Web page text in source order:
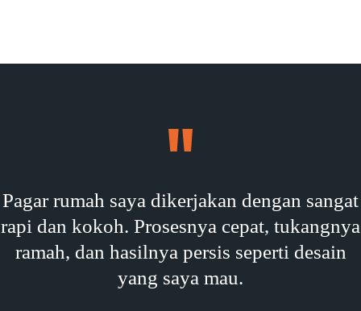
Pagar rumah saya dikerjakan dengan sangat
rapi dan kokoh. Prosesnya cepat, tukangnya
ramah, dan hasilnya persis seperti desain
yang saya mau.